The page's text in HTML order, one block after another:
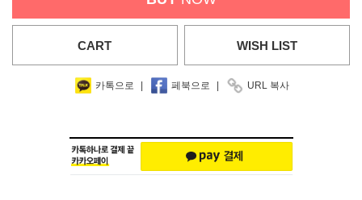
CART WISH LIST
카톡으로 페북으로 URL 복사